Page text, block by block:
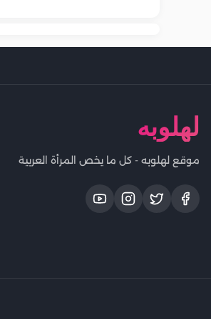
لهلوبه
موقع لهلوبه - كل ما يخص المرأة العربية